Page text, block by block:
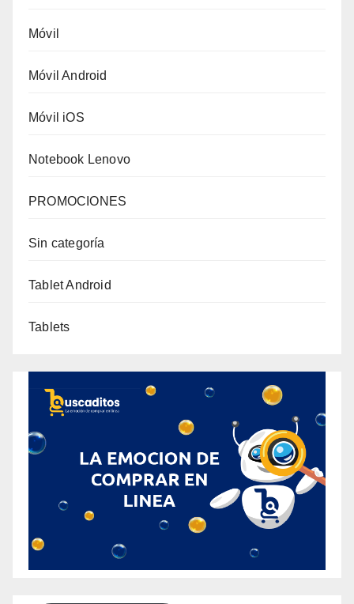
Móvil
Móvil Android
Móvil iOS
Notebook Lenovo
PROMOCIONES
Sin categoría
Tablet Android
Tablets